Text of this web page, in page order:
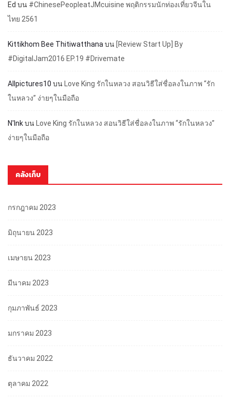
Ed บน #ChinesePeopleatJMcuisine พฤติกรรมนักท่องเที่ยวจีนใน
ไทย 2561
Kittikhom Bee Thitiwatthana บน [Review Start Up] By
#DigitalJam2016 EP.19 #Drivemate
Allpictures10 บน
Love King รักในหลวง สอนวิธีใส่ชื่อลงในภาพ “รัก
ในหลวง” ง่ายๆในมือถือ
N'Inkบน
Love King รักในหลวง สอนวิธีใส่ชื่อลงในภาพ “รักในหลวง”
ง่ายๆในมือถือ
คลังเก็บ
กรกฎาคม 2023
มิถุนายน 2023
เมษายน 2023
มีนาคม 2023
กุมภาพันธ์ 2023
มกราคม 2023
ธันวาคม 2022
ตุลาคม 2022